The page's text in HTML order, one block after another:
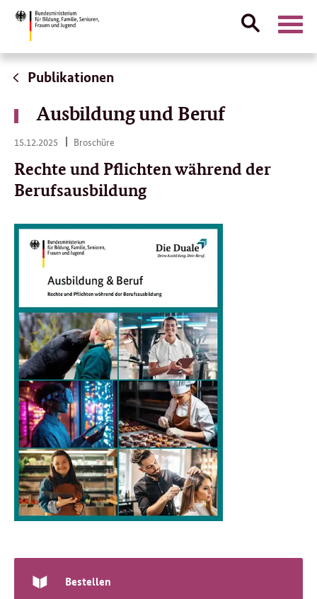
Direktlink:
Suche
Publikationen
Ausbildung und Beruf
15.12.2025 15.
2025
Broschüre
Rechte und Pflichten während der
Berufsausbildung
Bestellen